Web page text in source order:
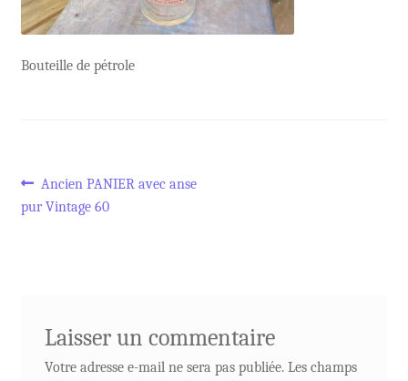
Bouteille de pétrole
Navigation
de
Article
précédent :
Ancien PANIER avec anse
pur Vintage 60
Laisser un commentaire
Votre adresse e-mail ne sera pas publiée. Les champs